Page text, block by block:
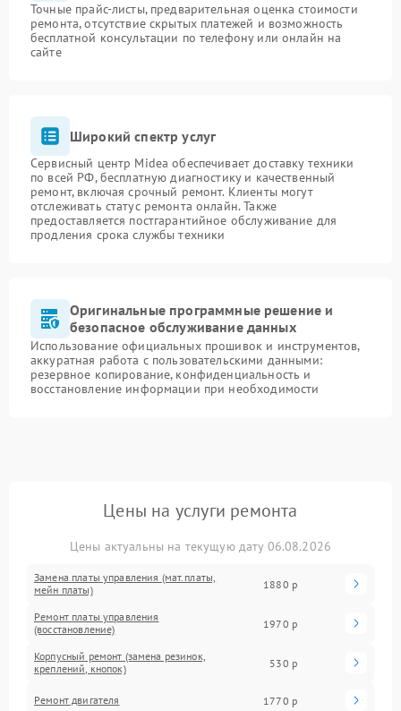
Точные прайс-листы, предварительная оценка стоимости
ремонта, отсутствие скрытых платежей и возможность
бесплатной консультации по телефону или онлайн на
сайте
Широкий спектр услуг
Сервисный центр Midea обеспечивает доставку техники
по всей РФ, бесплатную диагностику и качественный
ремонт, включая срочный ремонт. Клиенты могут
отслеживать статус ремонта онлайн. Также
предоставляется постгарантийное обслуживание для
продления срока службы техники
Оригинальные программные решение и
безопасное обслуживание данных
Использование официальных прошивок и инструментов,
аккуратная работа с пользовательскими данными:
резервное копирование, конфиденциальность и
восстановление информации при необходимости
Цены на услуги ремонта
Цены актуальны на текущую дату 06.08.2026
Замена платы управления (мат.платы,
мейн платы)
1880 р
Ремонт платы управления
(восстановление)
1970 р
Корпусный ремонт (замена резинок,
креплений, кнопок)
530 р
Ремонт двигателя 1770 р